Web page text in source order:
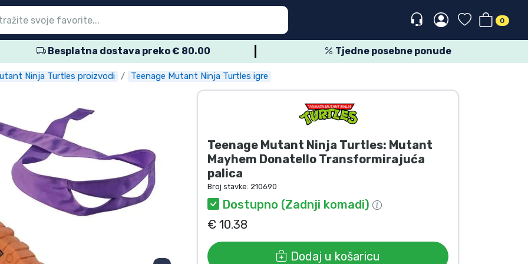
0
Besplatna dostava preko € 80.00 Tjedne posebne ponude
Ninja Turtles proizvodi Teenage Mutant Ninja Turtles igre
Teenage Mutant Ninja Turtles: Mutant
Mayhem Donatello Transformirajuća
palica
Broj stavke: 210690
Dostupno (Zadnji komadi)
€ 10.38
Dodaj u košaricu
glavni izbornik
glavni izbornik
glavni izbornik
glavni izbornik
glavni izbornik
glavni izbornik
glavni izbornik
proizvodi
glavni izbornik
glavni izbornik